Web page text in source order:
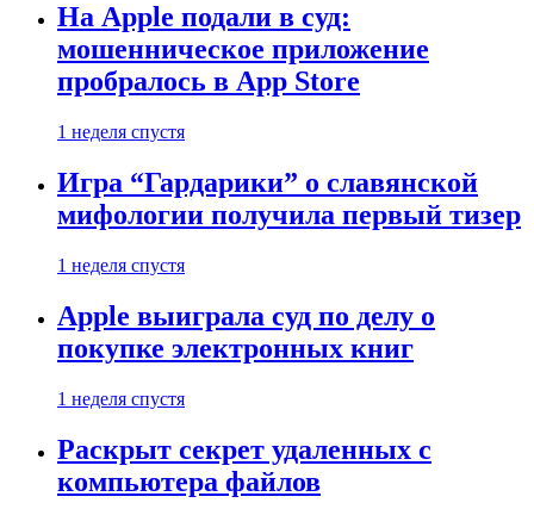
На Apple подали в суд:
мошенническое приложение
пробралось в App Store
1 неделя спустя
Игра “Гардарики” о славянской
мифологии получила первый тизер
1 неделя спустя
Apple выиграла суд по делу о
покупке электронных книг
1 неделя спустя
Раскрыт секрет удаленных с
компьютера файлов